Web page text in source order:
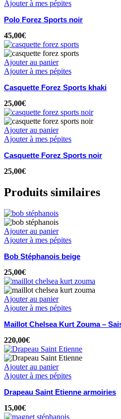
Ajouter à mes pépites
Polo Forez Sports noir
45,00€
Ajouter au panier
Ajouter à mes pépites
Casquette Forez Sports khaki
25,00€
Ajouter au panier
Ajouter à mes pépites
Casquette Forez Sports noir
25,00€
Produits similaires
Ajouter au panier
Ajouter à mes pépites
Bob Stéphanois beige
25,00€
Ajouter au panier
Ajouter à mes pépites
Maillot Chelsea Kurt Zouma –
220,00€
Ajouter au panier
Ajouter à mes pépites
Drapeau Saint Etienne armoiries
15,00€